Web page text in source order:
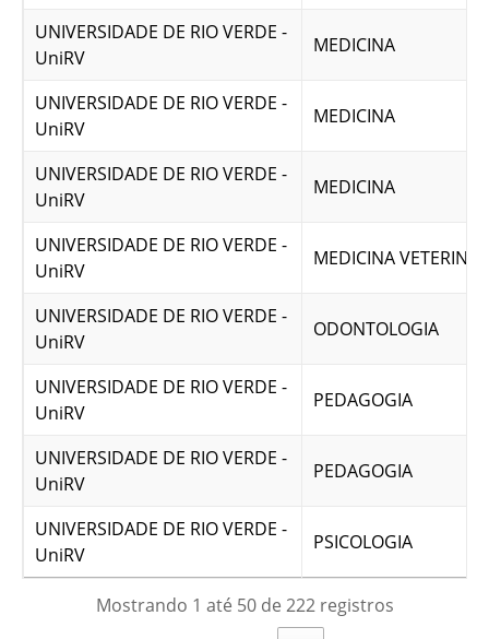
UNIVERSIDADE DE RIO VERDE -
UniRV
MEDICINA
UNIVERSIDADE DE RIO VERDE -
UniRV
MEDICINA
UNIVERSIDADE DE RIO VERDE -
UniRV
MEDICINA
UNIVERSIDADE DE RIO VERDE -
UniRV
MEDICINA
UNIVERSIDADE DE RIO VERDE -
UniRV
ODONTOLOGIA
UNIVERSIDADE DE RIO VERDE -
UniRV
PEDAGOGIA
UNIVERSIDADE DE RIO VERDE -
UniRV
PEDAGOGIA
UNIVERSIDADE DE RIO VERDE -
UniRV
PSICOLOGIA
Mostrando 1 até 50 de 222 registros